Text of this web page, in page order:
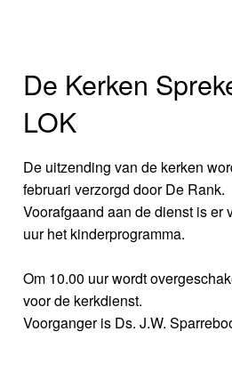
De Kerken
LOK
De uitzending van de kerken
februari verzorgd door De Rank.
Voorafgaand aan de dienst is er
uur het kinderprogramma.
Om 10.00 uur wordt
voor de kerkdienst.
Voorganger is Ds. J.W.